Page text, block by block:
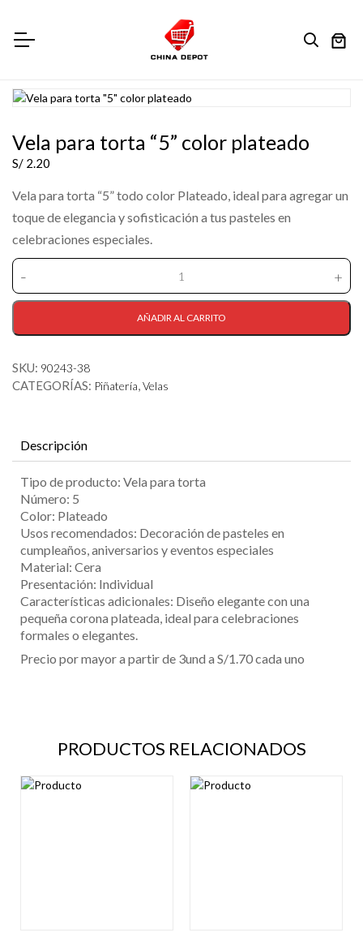
Vela para torta “5” color plateado
S/ 2.20
Vela para torta “5” todo color Plateado, ideal para agregar un
toque de elegancia y sofisticación a tus pasteles en
celebraciones especiales.
-
para
"5"
plateado
cantidad
+
AÑADIR AL CARRITO
SKU: 90243-38
CATEGORÍAS: Piñatería,Velas
Descripción
Tipo de producto: Vela para torta
Número: 5
Color: Plateado
Usos recomendados: Decoración de pasteles en
cumpleaños, aniversarios y eventos especiales
Material: Cera
Presentación: Individual
Características adicionales: Diseño elegante con una
pequeña corona plateada, ideal para celebraciones
formales o elegantes.
Precio por mayor a partir de 3und a S/1.70 cada uno
PRODUCTOS RELACIONADOS